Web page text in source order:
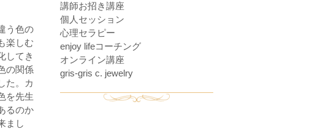
う色の
楽しむ
してき
の関係
た。カ
を先生
るのか
まし
講師お招き講座
個人セッション
心理セラピー
enjoy lifeコーチング
オンライン講座
gris-gris c. jewelry